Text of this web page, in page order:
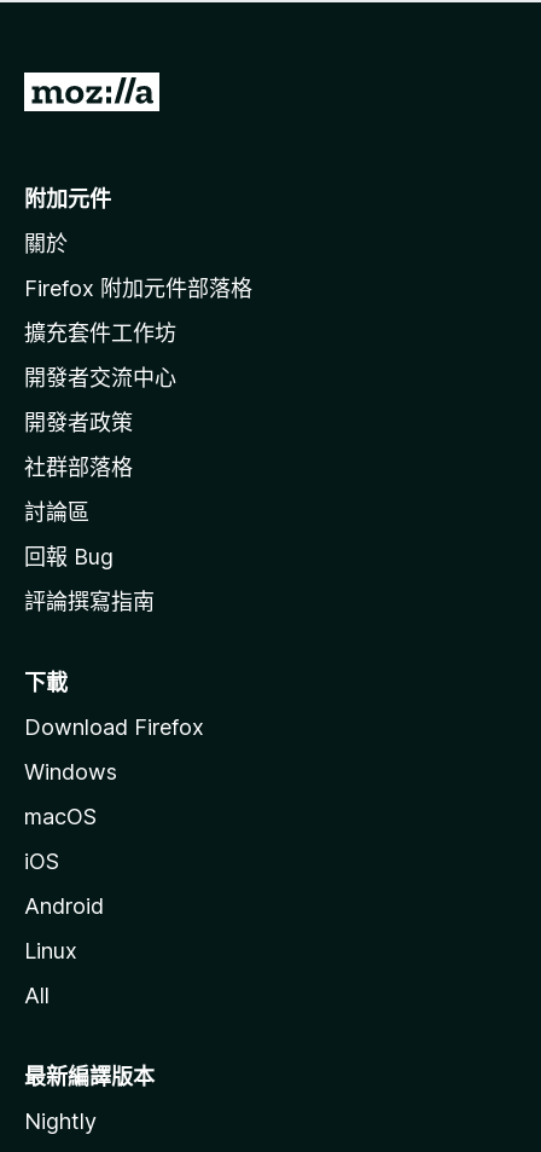
有
前
o
i
l
a
官
網
附加元件
關於
Firefox 附加元件部落格
擴充套件工作坊
開發者交流中心
開發者政策
社群部落格
討論區
回報 Bug
評論撰寫指南
下載
Download Firefox
Windows
macOS
iOS
Android
Linux
All
最新編譯版本
Nightly